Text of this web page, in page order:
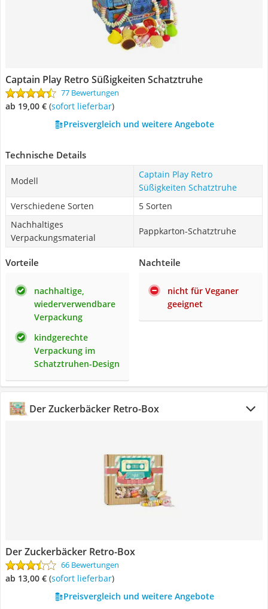
Captain Play Retro Süßigkeiten Schatztruhe
77 Bewertungen
ab 19,00 € ( Sofort lieferbar)
Preisvergleich und weitere Angebote
Technische Details
Modell
Captain Play Retro
Süßigkeiten Schatztruhe
Verschiedene Sorten
5 Sorten
Nachhaltiges
Verpackungsmaterial
Pappkarton-Schatztruhe
Vorteile
nachhaltige,
wiederverwendbare
Verpackung
kindgerechte
Verpackung im
Schatztruhen-Design
Nachteile
nicht für Veganer
geeignet
Der Zuckerbäcker Retro-Box
Der Zuckerbäcker Retro-Box
66 Bewertungen
ab 13,00 € ( Sofort lieferbar)
Preisvergleich und weitere Angebote